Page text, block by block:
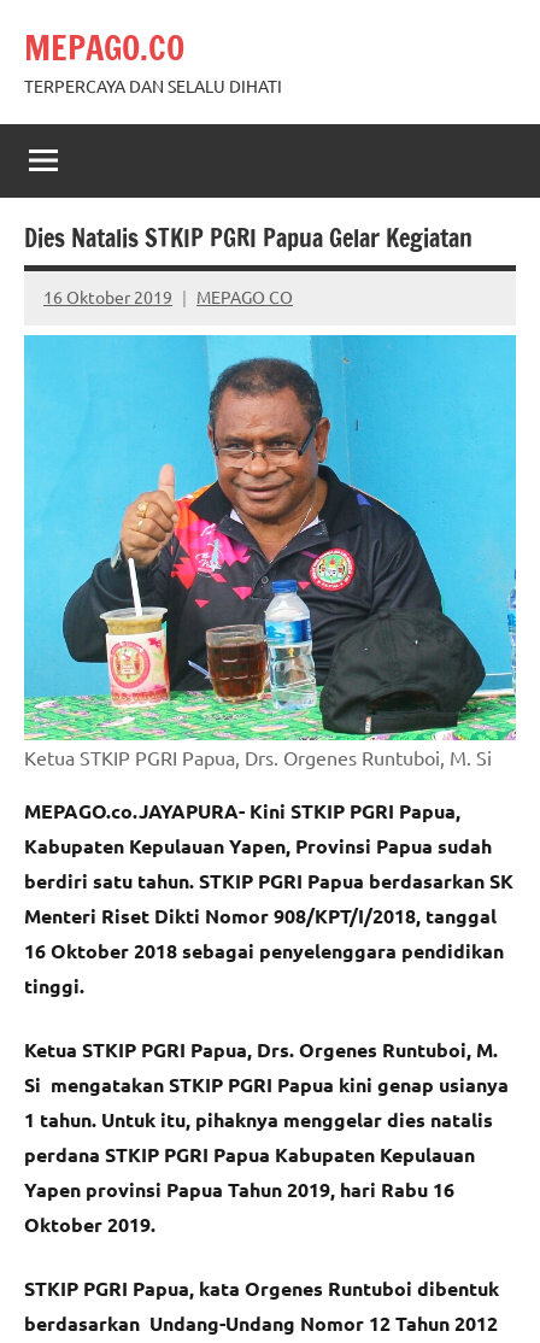
content
MEPAGO.CO
TERPERCAYA DAN SELALU DIHATI
Dies Natalis STKIP PGRI Papua Gelar Kegiatan
16 Oktober 2019 MEPAGO CO
No
comments
Ketua STKIP PGRI Papua, Drs. Orgenes Runtuboi, M. Si
MEPAGO.co.JAYAPURA- Kini STKIP PGRI Papua,
Kabupaten Kepulauan Yapen, Provinsi Papua sudah
berdiri satu tahun. STKIP PGRI Papua berdasarkan SK
Menteri Riset Dikti Nomor 908/KPT/I/2018, tanggal
16 Oktober 2018 sebagai penyelenggara pendidikan
tinggi.
Ketua STKIP PGRI Papua, Drs. Orgenes Runtuboi, M.
Si mengatakan STKIP PGRI Papua kini genap usianya
1 tahun. Untuk itu, pihaknya menggelar dies natalis
perdana STKIP PGRI Papua Kabupaten Kepulauan
Yapen provinsi Papua Tahun 2019, hari Rabu 16
Oktober 2019.
STKIP PGRI Papua, kata Orgenes Runtuboi dibentuk
berdasarkan Undang-Undang Nomor 12 Tahun 2012